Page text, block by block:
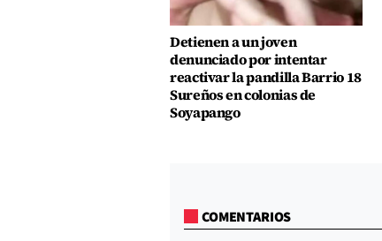
Detienen a un joven
denunciado por intentar
reactivar la pandilla Barrio 18
Sureños en colonias de
Soyapango
COMENTARIOS